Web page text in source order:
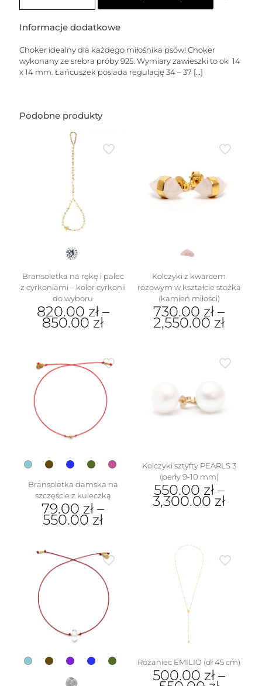
Informacje dodatkowe
Choker idealny dla każdego miłośnika psów! Choker
wykonany ze srebra próby 925. Wymiary zawieszki to ok 14
x 14 mm. Łańcuszek posiada regulację 34 – 37 […]
Podobne produkty
Bransoletka na rękę i palec
z cyrkoniami – kolor cyrkonii
do wyboru
820.00 zł–
850.00 zł
wiele
wariantów.
stronie
Kolczyki z kwarcem
różowym w kształcie stożka
(kamień miłości)
730.00 zł –
2,550.00 zł
Opcje
można
wybrać
Bransoletka damska na
szczęście z kuleczką
79.00 zł –
550.00 zł
ma
wiele
wariantów.
stronie
produktu
Kolczyki sztyfty PEARLS 3
(perły 9-10 mm)
550.00 zł–
3,300.00 zł
wiele
wariantów.
Opcje
można
wybrać
na
stronie
produktu
Różaniec EMILIO (dł 45 cm)
500.00 zł –